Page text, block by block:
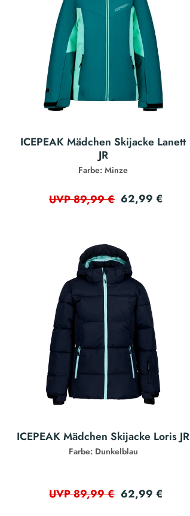
ICEPEAK Mädchen Skijacke Lanett
JR
Farbe: Minze
UVP 89,99 € 62,99 €
ICEPEAK Mädchen Skijacke Loris JR
Farbe: Dunkelblau
UVP 89,99 € 62,99 €